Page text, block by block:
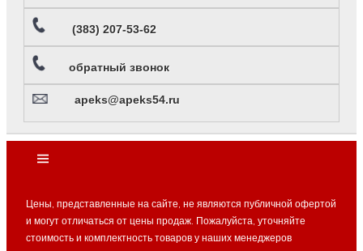
(383) 207-53-62
обратный звонок
apeks@apeks54.ru
Цены, представленные на сайте, не являются публичной офертой
и могут отличаться от цены продаж. Пожалуйста, уточняйте
стоимость и комплектность товаров у наших менеджеров